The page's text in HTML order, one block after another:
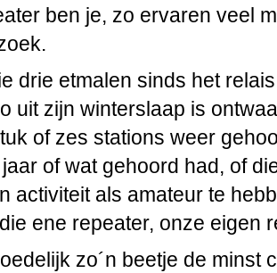
ben je, zo ervaren veel
drie etmalen sinds het
uit zijn winterslaap is
of zes stations weer
of wat gehoord had, of
activiteit als amateur te
ene repeater, onze eigen
zo´n beetje de minst